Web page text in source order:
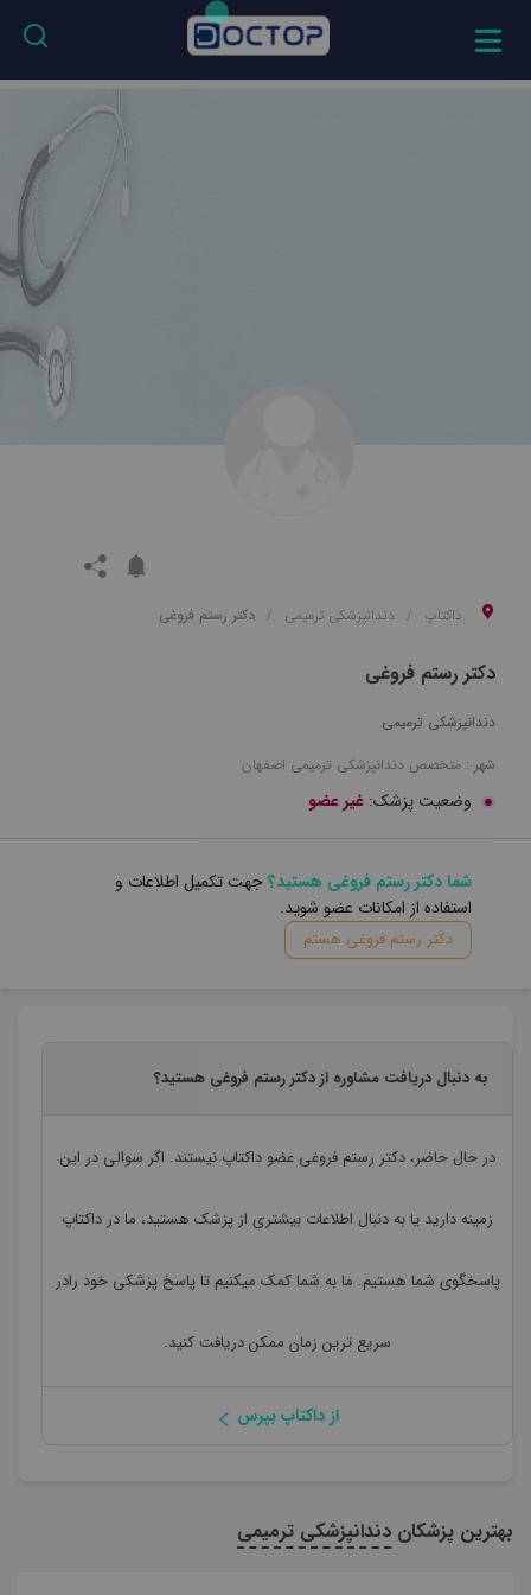
داکتاپ دندانپزشکی ترمیمی دکتر رستم فروغی
دکتر رستم فروغی
دندانپزشکی ترمیمی
شهر : متخصص دندانپزشکی ترمیمی اصفهان
وضعیت پزشک: غیر عضو
شما دکتر رستم فروغی هستید؟جهت تکمیل اطلاعات و
استفاده از امکانات عضو شوید.
دکتر رستم فروغی هستم
به دنبال دریافت مشاوره از دکتر رستم فروغی هستید؟
در حال حاضر،دکتر رستم فروغی عضو داکتاپ نیستند. اگر سوالی در این
زمینه دارید یا به دنبال اطلاعات بیشتری از پزشک هستید، ما در داکتاپ
پاسخگوی شما هستیم. ما به شما کمک میکنیم تا پاسخ پزشکی خود رادر
سریع ترین زمان ممکن دریافت کنید.
از داکتاپ بپرس
بهترین پزشکان دندانپزشکی ترمیمی